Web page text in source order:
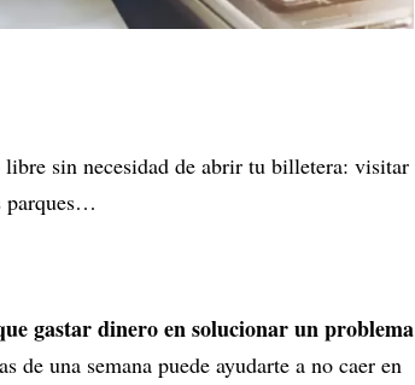
sin necesidad de abrir tu billetera: visitar
parques…
gastar dinero en solucionar un problema
de una semana puede ayudarte a no caer en